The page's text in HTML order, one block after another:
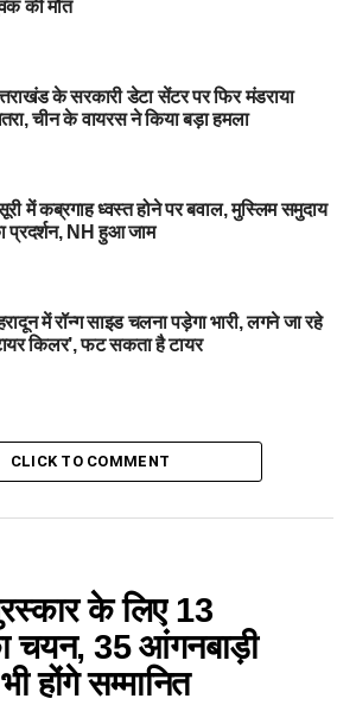
है ताकि अगर कोई साजिश या दबाव जैसी बात
जा सके।
#LaborerCoupleDeath
#UnderConstructionBuilding
DEHRADUN NEWS
PREMNAGAR INCIDENT
नशे और गंदगी का अड्डा, सांसद ने जताई
के दिए निर्देश….
के आसार, कई जिलों में अलर्ट जारी |
पर असर…
की मौत
के सरकारी डेटा सेंटर पर फिर मंडराया
चीन के वायरस ने किया बड़ा हमला
में कब्रगाह ध्वस्त होने पर बवाल, मुस्लिम समुदाय
प्रदर्शन, NH हुआ जाम
में रॉन्ग साइड चलना पड़ेगा भारी, लगने जा रहे
किलर’, फट सकता है टायर
CLICK TO COMMENT
के लिए 13
चयन, 35 आंगनबाड़ी
होंगे सम्मानित